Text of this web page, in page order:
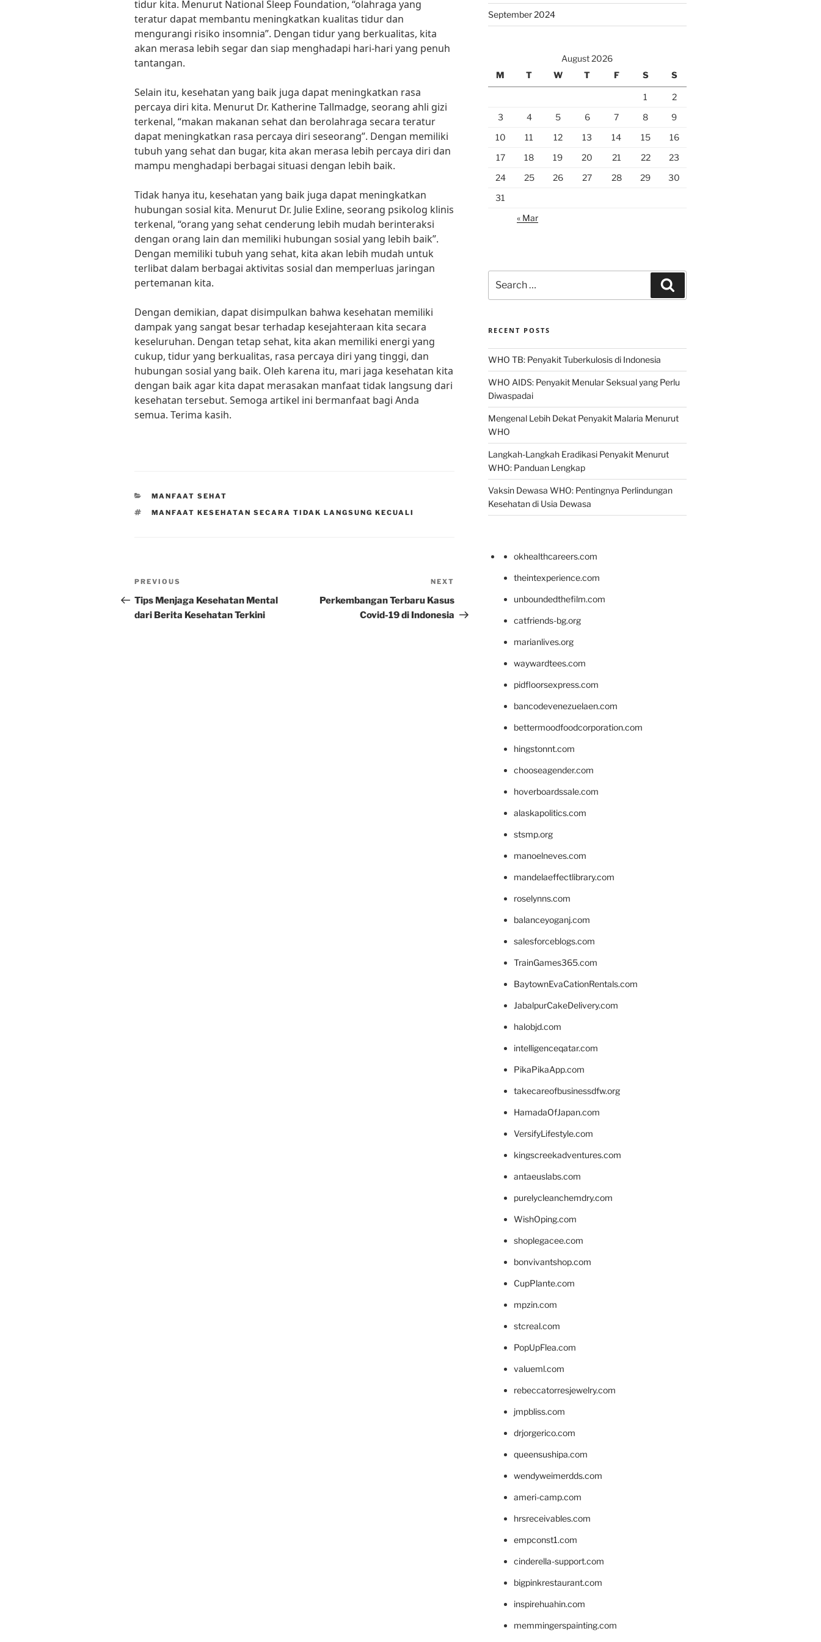
tidur kita. Menurut National Sleep Foundation, “olahraga yang
teratur dapat membantu meningkatkan kualitas tidur dan
mengurangi risiko insomnia”. Dengan tidur yang berkualitas, kita
akan merasa lebih segar dan siap menghadapi hari-hari yang penuh
tantangan.
Selain itu, kesehatan yang baik juga dapat meningkatkan rasa
percaya diri kita. Menurut Dr. Katherine Tallmadge, seorang ahli gizi
terkenal, “makan makanan sehat dan berolahraga secara teratur
dapat meningkatkan rasa percaya diri seseorang”. Dengan memiliki
tubuh yang sehat dan bugar, kita akan merasa lebih percaya diri dan
mampu menghadapi berbagai situasi dengan lebih baik.
Tidak hanya itu, kesehatan yang baik juga dapat meningkatkan
hubungan sosial kita. Menurut Dr. Julie Exline, seorang psikolog klinis
terkenal, “orang yang sehat cenderung lebih mudah berinteraksi
dengan orang lain dan memiliki hubungan sosial yang lebih baik”.
Dengan memiliki tubuh yang sehat, kita akan lebih mudah untuk
terlibat dalam berbagai aktivitas sosial dan memperluas jaringan
pertemanan kita.
Dengan demikian, dapat disimpulkan bahwa kesehatan memiliki
dampak yang sangat besar terhadap kesejahteraan kita secara
keseluruhan. Dengan tetap sehat, kita akan memiliki energi yang
cukup, tidur yang berkualitas, rasa percaya diri yang tinggi, dan
hubungan sosial yang baik. Oleh karena itu, mari jaga kesehatan kita
dengan baik agar kita dapat merasakan manfaat tidak langsung dari
kesehatan tersebut. Semoga artikel ini bermanfaat bagi Anda
semua. Terima kasih.
CATEGORIES
MANFAAT SEHAT
TAGS
MANFAAT KESEHATAN SECARA TIDAK LANGSUNG KECUALI
Post
navigation
Previous
Post
PREVIOUS
Tips Menjaga Kesehatan Mental
dari Berita Kesehatan Terkini
Post
NEXT
Perkembangan Terbaru Kasus
Covid-19 di Indonesia
September 2024
August 2026
M
T W T F S S
1
2
3
4 5 6 7 8
9
10
11 12 13 14 15
16
17
18 19 20 21 22
23
24
25 26 27 28 29
30
31
« Mar
for:
RECENT POSTS
WHO TB: Penyakit Tuberkulosis di Indonesia
WHO AIDS: Penyakit Menular Seksual yang Perlu
Diwaspadai
Mengenal Lebih Dekat Penyakit Malaria Menurut
WHO
Langkah-Langkah Eradikasi Penyakit Menurut
WHO: Panduan Lengkap
Vaksin Dewasa WHO: Pentingnya Perlindungan
Kesehatan di Usia Dewasa
okhealthcareers.com
theintexperience.com
unboundedthefilm.com
catfriends-bg.org
marianlives.org
waywardtees.com
pidfloorsexpress.com
bancodevenezuelaen.com
bettermoodfoodcorporation.com
hingstonnt.com
chooseagender.com
hoverboardssale.com
alaskapolitics.com
stsmp.org
manoelneves.com
mandelaeffectlibrary.com
roselynns.com
balanceyoganj.com
salesforceblogs.com
TrainGames365.com
BaytownEvaCationRentals.com
JabalpurCakeDelivery.com
halobjd.com
intelligenceqatar.com
PikaPikaApp.com
takecareofbusinessdfw.org
HamadaOfJapan.com
VersifyLifestyle.com
kingscreekadventures.com
antaeuslabs.com
purelycleanchemdry.com
WishOping.com
shoplegacee.com
bonvivantshop.com
CupPlante.com
mpzin.com
stcreal.com
PopUpFlea.com
valueml.com
rebeccatorresjewelry.com
jmpbliss.com
drjorgerico.com
queensushipa.com
wendyweimerdds.com
ameri-camp.com
hrsreceivables.com
empconst1.com
cinderella-support.com
bigpinkrestaurant.com
inspirehuahin.com
memmingerspainting.com